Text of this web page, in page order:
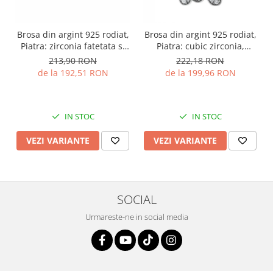
Brosa din argint 925 rodiat,
Piatra: zirconia fatetata si
cubic zirconia, Culoare:
transparent ,Sonis Silver
213,90 RON
de la 192,51 RON
IN STOC
VEZI VARIANTE
Brosa din argint 925 rodiat,
Piatra: cubic zirconia,
Culoare: transpartent, Sonis
Silver
222,18 RON
de la 199,96 RON
IN STOC
VEZI VARIANTE
SOCIAL
Urmareste-ne in social media